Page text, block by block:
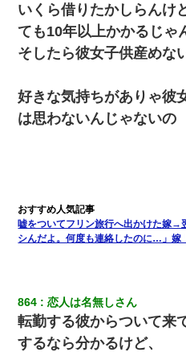
いくら借りたかしらんけ
ても10年以上かかるじゃ
そしたら彼女子供産めな
好きな気持ちがありゃ彼
は思わないんじゃないの
嘘をついてフリン旅行へ出かけた嫁→
シんだよ。何度も連絡したのに…」嫁
864 恋人は名無しさん
転勤する彼からついて来
するなら分かるけど、